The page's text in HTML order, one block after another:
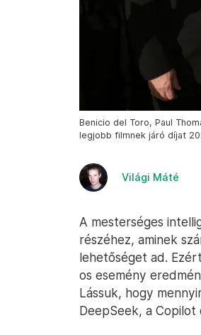
Benicio del Toro, Paul
legjobb filmnek járó díjat
Világi Máté
A mesterséges
részéhez, aminek
lehetőséget ad.
os esemény
Lássuk, hogy
DeepSeek, a Copilot